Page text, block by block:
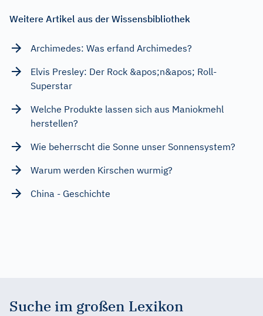
Weitere Artikel aus der Wissensbibliothek
Archimedes: Was erfand Archimedes?
Elvis Presley: Der Rock &apos;n&apos; Roll-
Superstar
Welche Produkte lassen sich aus Maniokmehl
herstellen?
Wie beherrscht die Sonne unser Sonnensystem?
Warum werden Kirschen wurmig?
China - Geschichte
Suche im großen Lexikon